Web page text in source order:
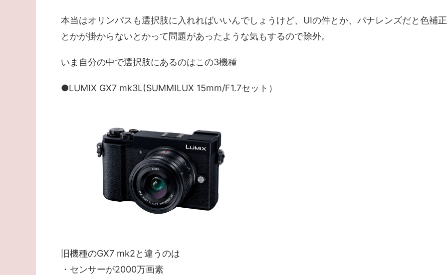
本当はオリンパスも選択肢に入れればいいんでしょうけど、UIの件とか、パナレンズだと色補正
とかが掛からないとかって問題があったような気もするので除外。
いま自分の中で選択肢にあるのはこの3機種
●LUMIX GX7 mk3L(SUMMILUX 15mm/F1.7セット）
旧機種のGX7 mk2と違うのは
・センサーが2000万画素